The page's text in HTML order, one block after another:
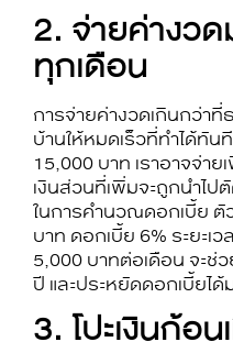
2. จ่ายค่างว
ทุกเดือน
การจ่ายค่างวดเกินกว่าที่
บ้านให้หมดเร็วที่ทำได้ทัน
15,000 บาท เราอาจจ่า
เงินส่วนที่เพิ่มจะถูกนำไป
ในการคำนวณดอกเบี้ย ตั
บาท ดอกเบี้ย 6% ระยะเ
5,000 บาทต่อเดือน จะช่
ปี และประหยัดดอกเบี้ยไ
3. โปะเงินก้อ